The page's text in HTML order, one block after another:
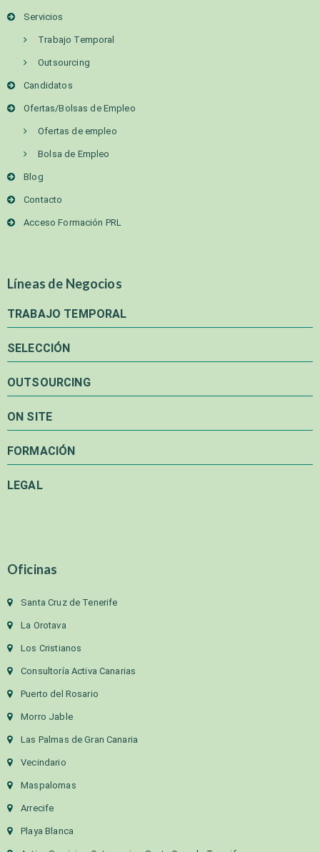
Servicios
Trabajo Temporal
Outsourcing
Candidatos
Ofertas/Bolsas de Empleo
Ofertas de empleo
Bolsa de Empleo
Blog
Contacto
Acceso Formación PRL
Líneas de Negocios
TRABAJO TEMPORAL
SELECCIÓN
OUTSOURCING
ON SITE
FORMACIÓN
LEGAL
Oficinas
Santa Cruz de Tenerife
La Orotava
Los Cristianos
Consultoría Activa Canarias
Puerto del Rosario
Morro Jable
Las Palmas de Gran Canaria
Vecindario
Maspalomas
Arrecife
Playa Blanca